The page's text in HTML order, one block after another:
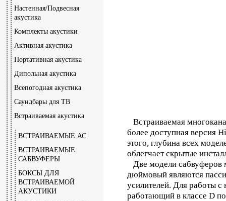
Настенная/Подвесная
акустика
Комплекты акустики
Активная акустика
Портативная акустика
Дипольная акустика
Всепогодная акустика
Саундбары для ТВ
Встраиваемая акустика
ВСТРАИВАЕМЫЕ АС
ВСТРАИВАЕМЫЕ
САБВУФЕРЫ
БОКСЫ ДЛЯ
ВСТРАИВАЕМОЙ
АКУСТИКИ
Встраиваемая
более доступная версия
этого, глубина всех
облегчает скрытые
Две модели
дюймовый являются
усилителей. Для работы
работающий в классе D